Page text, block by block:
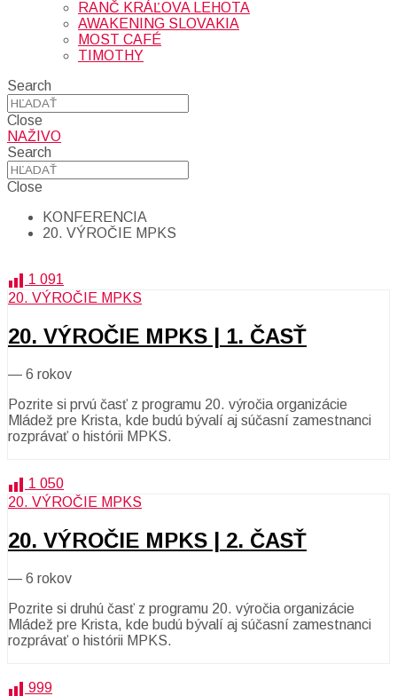
RANČ KRÁĽOVA LEHOTA
AWAKENING SLOVAKIA
MOST CAFÉ
TIMOTHY
Search
Close
NAŽIVO
Search
Close
KONFERENCIA
20. VÝROČIE MPKS
1 091
20. VÝROČIE MPKS
20. VÝROČIE MPKS | 1. ČASŤ
— 6 rokov
Pozrite si prvú časť z programu 20. výročia organizácie
Mládež pre Krista, kde budú bývalí aj súčasní zamestnanci
rozprávať o histórii MPKS.
1 050
20. VÝROČIE MPKS
20. VÝROČIE MPKS | 2. ČASŤ
— 6 rokov
Pozrite si druhú časť z programu 20. výročia organizácie
Mládež pre Krista, kde budú bývalí aj súčasní zamestnanci
rozprávať o histórii MPKS.
999